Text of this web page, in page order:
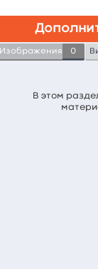
Изображения 0
В этом